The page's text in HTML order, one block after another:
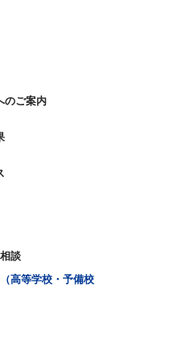
のご案内
談
高等学校・予備校